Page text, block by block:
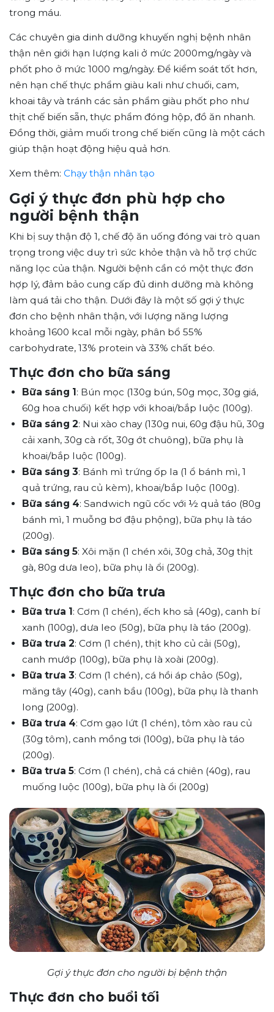
trong máu.
Các chuyên gia dinh dưỡng khuyến nghị bệnh nhân
thận nên giới hạn lượng kali ở mức 2000mg/ngày và
phốt pho ở mức 1000 mg/ngày. Để kiểm soát tốt hơn,
nên hạn chế thực phẩm giàu kali như chuối, cam,
khoai tây và tránh các sản phẩm giàu phốt pho như
thịt chế biến sẵn, thực phẩm đóng hộp, đồ ăn nhanh.
Đồng thời, giảm muối trong chế biến cũng là một cách
giúp thận hoạt động hiệu quả hơn.
Xem thêm: Chạy thận nhân tạo
Gợi ý thực đơn phù hợp cho
người bệnh thận
Khi bị suy thận độ 1, chế độ ăn uống đóng vai trò quan
trọng trong việc duy trì sức khỏe thận và hỗ trợ chức
năng lọc của thận. Người bệnh cần có một thực đơn
hợp lý, đảm bảo cung cấp đủ dinh dưỡng mà không
làm quá tải cho thận. Dưới đây là một số gợi ý thực
đơn cho bệnh nhân thận, với lượng năng lượng
khoảng 1600 kcal mỗi ngày, phân bổ 55%
carbohydrate, 13% protein và 33% chất béo.
Thực đơn cho bữa sáng
Bữa sáng 1: Bún mọc (130g bún, 50g mọc, 30g giá,
60g hoa chuối) kết hợp với khoai/bắp luộc (100g).
Bữa sáng 2: Nui xào chay (130g nui, 60g đậu hũ, 30g
cải xanh, 30g cà rốt, 30g ớt chuông), bữa phụ là
khoai/bắp luộc (100g).
Bữa sáng 3: Bánh mì trứng ốp la (1 ổ bánh mì, 1
quả trứng, rau củ kèm), khoai/bắp luộc (100g).
Bữa sáng 4: Sandwich ngũ cốc với ½ quả táo (80g
bánh mì, 1 muỗng bơ đậu phộng), bữa phụ là táo
(200g).
Bữa sáng 5: Xôi mặn (1 chén xôi, 30g chả, 30g thịt
gà, 80g dưa leo), bữa phụ là ổi (200g).
Thực đơn cho bữa trưa
Bữa trưa 1: Cơm (1 chén), ếch kho sả (40g), canh bí
xanh (100g), dưa leo (50g), bữa phụ là táo (200g).
Bữa trưa 2: Cơm (1 chén), thịt kho củ cải (50g),
canh mướp (100g), bữa phụ là xoài (200g).
Bữa trưa 3: Cơm (1 chén), cá hồi áp chảo (50g),
măng tây (40g), canh bầu (100g), bữa phụ là thanh
long (200g).
Bữa trưa 4: Cơm gạo lứt (1 chén), tôm xào rau củ
(30g tôm), canh mồng tơi (100g), bữa phụ là táo
(200g).
Bữa trưa 5: Cơm (1 chén), chả cá chiên (40g), rau
muống luộc (100g), bữa phụ là ổi (200g)
Gợi ý thực đơn cho người bị bệnh thận
Thực đơn cho buổi tối